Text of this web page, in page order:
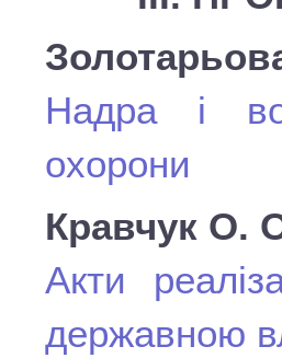
Надра і
охорони
Кравчук О.
Акти
державною